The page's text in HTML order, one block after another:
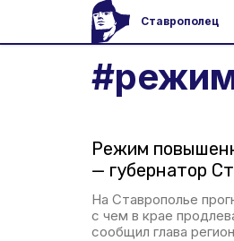
Ставрополец
#
Режим
— губернатор
На Ставрополье
с чем в крае
сообщил глава